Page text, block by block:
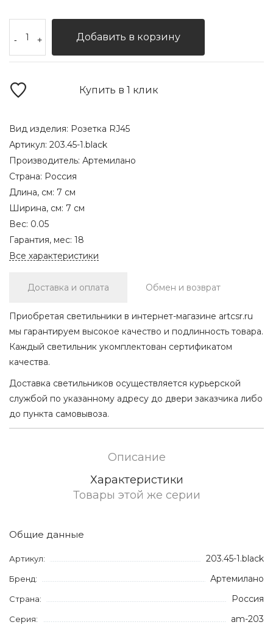
- + Добавить в корзину
Купить в 1 клик
Вид изделия: Розетка RJ45
Артикул: 203.45-1.black
Производитель: Артемилано
Страна: Россия
Длина, см: 7 см
Ширина, см: 7 см
Вес: 0.05
Гарантия, мес: 18
Все характеристики
Доставка и оплата Обмен и возврат
Приобретая светильники в интернет-магазине artcsr.ru
мы гарантируем высокое качество и подлинность товара.
Каждый светильник укомплектован сертификатом
качества.
Доставка светильников осуществляется курьерской
службой по указанному адресу до двери заказчика либо
до пункта самовывоза.
Описание
Характеристики
Товары этой же серии
Общие данные
Артикул: 203.45-1.black
Бренд: Артемилано
Страна: Россия
Серия: am-203